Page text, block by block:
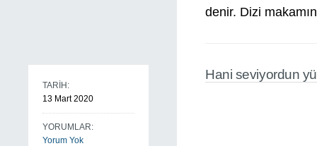
denir. Dizi
TARİH:
13 Mart 2020
YORUMLAR:
Yorum Yok
Hani seviyordun